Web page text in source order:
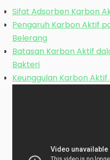
Sifat Adsorben Karbon
Pengaruh Karbon Aktif
Belerang
Batasan Karbon Aktif
Bakteri
Keunggulan Karbon